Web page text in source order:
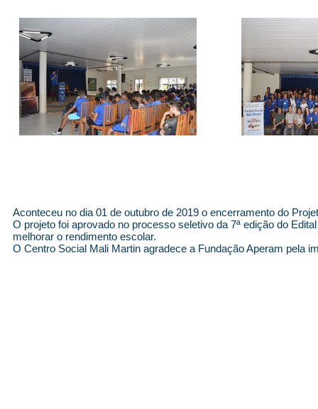
Aconteceu no dia 01 de outubro de 2019 o encerramento do
O projeto foi aprovado no processo seletivo da 7ª edição do
melhorar o rendimento escolar.
O Centro Social Mali Martin agradece a Fundação Aperam pela